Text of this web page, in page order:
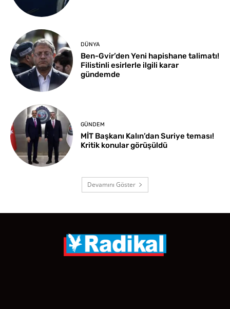
DÜNYA
Ben-Gvir’den Yeni hapishane talimatı!
Filistinli esirlerle ilgili karar
gündemde
GÜNDEM
MİT Başkanı Kalın’dan Suriye teması!
Kritik konular görüşüldü
Devamını Göster